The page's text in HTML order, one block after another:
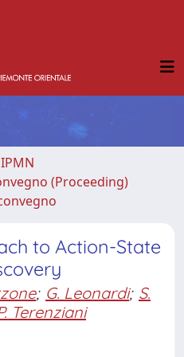
(Proceeding)
to Action-State
; G. Leonardi; S.
Terenziani